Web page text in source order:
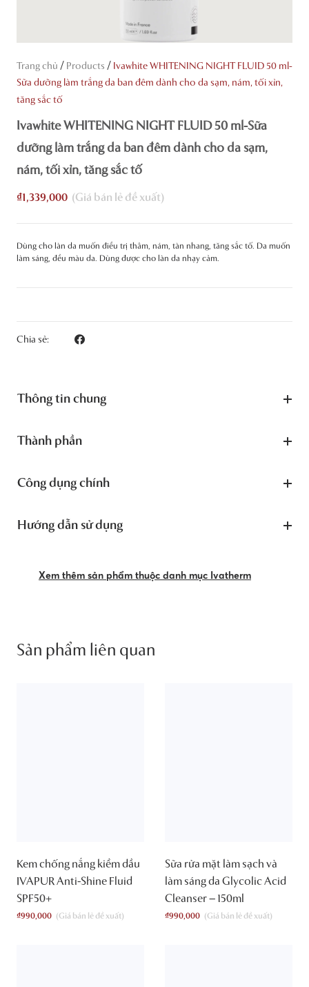
Trang chủ / Products / Ivawhite WHITENING NIGHT FLUID 50 ml-
Sữa dưỡng làm trắng da ban đêm dành cho da sạm, nám, tối xỉn,
tăng sắc tố
Ivawhite WHITENING NIGHT FLUID 50 ml-Sữa
dưỡng làm trắng da ban đêm dành cho da sạm,
nám, tối xỉn, tăng sắc tố
₫1,339,000
Dùng cho làn da muốn điều trị thâm, nám, tàn nhang, tăng sắc tố. Da muốn
làm sáng, đều màu da. Dùng được cho làn da nhạy cảm.
Chia sẻ:
Thông tin chung
Thành phần
Công dụng chính
Hướng dẫn sử dụng
Xem thêm sản phẩm thuộc danh mục Ivatherm
Sản phẩm liên quan
Kem chống nắng kiềm dầu
IVAPUR Anti-Shine Fluid
SPF50+
₫990,000
Sữa rửa mặt làm sạch và
làm sáng da Glycolic Acid
Cleanser – 150ml
₫990,000